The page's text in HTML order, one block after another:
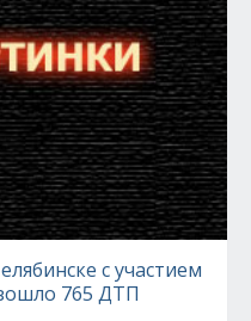
с участием
765 ДТП